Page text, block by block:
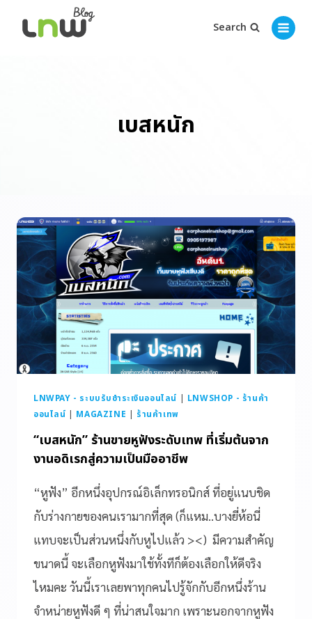
Search
เบสหนัก
LNWPAY - ระบบรับชำระเงินออนไลน์ | LNWSHOP - ร้านค้า
ออนไลน์ | MAGAZINE | ร้านค้าเทพ
“เบสหนัก” ร้านขายหูฟังระดับเทพ ที่เริ่มต้นจาก
งานอดิเรกสู่ความเป็นมืออาชีพ
“หูฟัง” อีกหนึ่งอุปกรณ์อิเล็กทรอนิกส์ ที่อยู่แนบชิด
กับร่างกายของคนเรามากที่สุด (ก็แหม..บางยี่ห้อนี่
แทบจะเป็นส่วนหนึ่งกับหูไปแล้ว ><) มีความสำคัญ
ขนาดนี้ จะเลือกหูฟังมาใช้ทั้งทีก็ต้องเลือกให้ดีจริง
ไหมคะ วันนี้เราเลยพาทุกคนไปรู้จักกับอีกหนึ่งร้าน
จำหน่ายหูฟังดี ๆ ที่น่าสนใจมาก เพราะนอกจากหูฟัง